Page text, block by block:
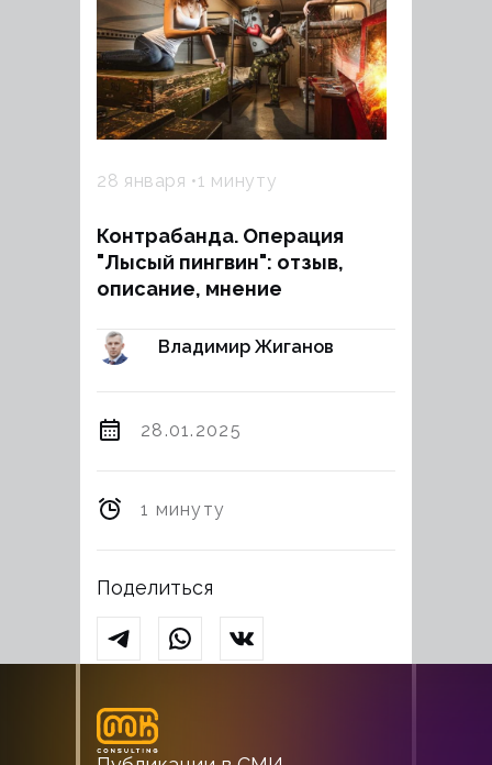
Владимир Жиганов
28.01.2025
1 минуту
Поделиться
28 января 1 минуту
Контрабанда. Операция
"Лысый пингвин": отзыв,
описание, мнение